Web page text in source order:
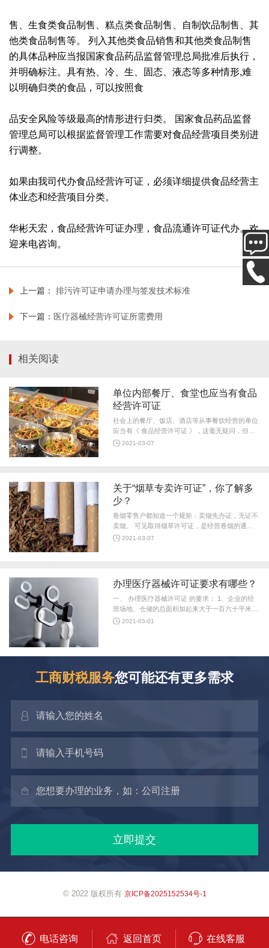
售、生食类食品制售、糕点类食品制售、自制饮品制售、其
他类食品制售等。 列入其他类食品销售和其他类食品制售
的具体品种应当报国家食品药品监督管理总局批准后执行，
并明确标注。具有热、冷、生、固态、液态等多种情形,难
以明确归类的食品，可以按照食
品安全风险等级最高的情形进行归类。 国家食品药品监督
管理总局可以根据监督管理工作需要对食品经营项目类别进
行调整。
如果由我司代办食品经营许可证，必须详细提供食品经营主
体业态和经营项目分类。
华彬天宏， 食品经营许可证办理 ，食品流通许可证代办。欢
迎来电咨询。
上一篇： 排污许可证申请办理与签发技术标准
下一篇： 医疗器械经营许可证所需费用
相关阅读
单位内部餐厅、食堂也应当有食品
经营许可证
社会上的餐厅、饭店、酒店等从事餐饮经营的单位
应当有《 食品经营许可证 》，这毫无疑问，但是
单位内部食堂、餐厅并不对外经营，是否也需要取
2021-03-07
关于“烟草专卖许可证”，你了解多
少？
卷烟零售户都知道一个规矩：卖烟先办证，无证不
卖烟。 可见取得烟草许可证，是经营卷烟的通行
证，也是合法经营户的护身符。那么，卷烟零售客
2021-03-07
办理医疗器械许可证要求有哪些？
一、 办理医疗器械许可证 的要求： 1、企业的经
营场地、仓储的总面积加起来大于一百六十平米。
2、需要三名相关人员的备案信息，并且三名相关
2021-03-01
工商财税服务您可能还有更多需求
电话咨询 返回首页 在线客服
© 2022 版权所有 京ICP备2025152534号-1